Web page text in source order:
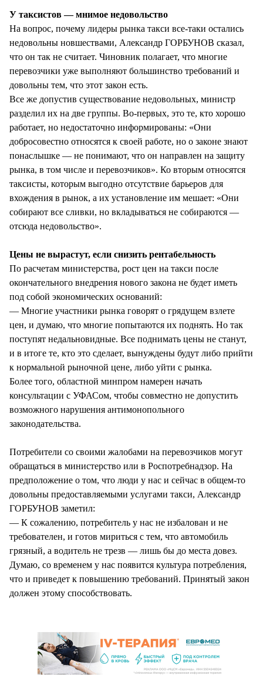
У таксистов — мнимое недовольство
На вопрос, почему лидеры рынка такси все-таки остались
недовольны новшествами, Александр ГОРБУНОВ сказал,
что он так не считает. Чиновник полагает, что многие
перевозчики уже выполняют большинство требований и
довольны тем, что этот закон есть.
Все же допустив существование недовольных, министр
разделил их на две группы. Во-первых, это те, кто хорошо
работает, но недостаточно информированы: «Они
добросовестно относятся к своей работе, но о законе знают
понаслышке — не понимают, что он направлен на защиту
рынка, в том числе и перевозчиков». Ко вторым относятся
таксисты, которым выгодно отсутствие барьеров для
вхождения в рынок, а их установление им мешает: «Они
собирают все сливки, но вкладываться не собираются —
отсюда недовольство».
Цены не вырастут, если снизить рентабельность
По расчетам министерства, рост цен на такси после
окончательного внедрения нового закона не будет иметь
под собой экономических оснований:
— Многие участники рынка говорят о грядущем взлете
цен, и думаю, что многие попытаются их поднять. Но так
поступят недальновидные. Все поднимать цены не станут,
и в итоге те, кто это сделает, вынуждены будут либо прийти
к нормальной рыночной цене, либо уйти с рынка.
Более того, областной минпром намерен начать
консультации с УФАСом, чтобы совместно не допустить
возможного нарушения антимонопольного
законодательства.
Потребители со своими жалобами на перевозчиков могут
обращаться в министерство или в Роспотребнадзор. На
предположение о том, что люди у нас и сейчас в общем-то
довольны предоставляемыми услугами такси, Александр
ГОРБУНОВ заметил:
— К сожалению, потребитель у нас не избалован и не
требователен, и готов мириться с тем, что автомобиль
грязный, а водитель не трезв — лишь бы до места довез.
Думаю, со временем у нас появится культура потребления,
что и приведет к повышению требований. Принятый закон
должен этому способствовать.